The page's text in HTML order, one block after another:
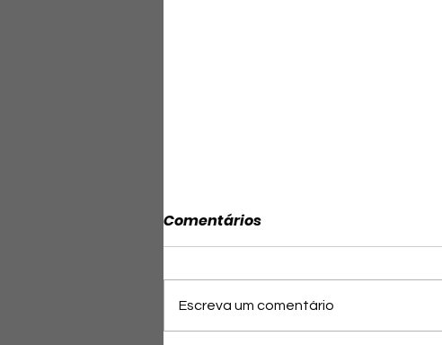
Comentários
Escreva um comentário